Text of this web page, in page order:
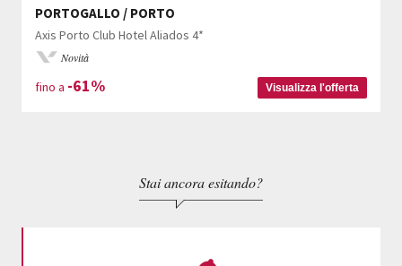
PORTOGALLO / PORTO
Axis Porto Club Hotel Aliados 4*
Novità
fino a -61% Visualizza l'offerta
Stai ancora esitando?